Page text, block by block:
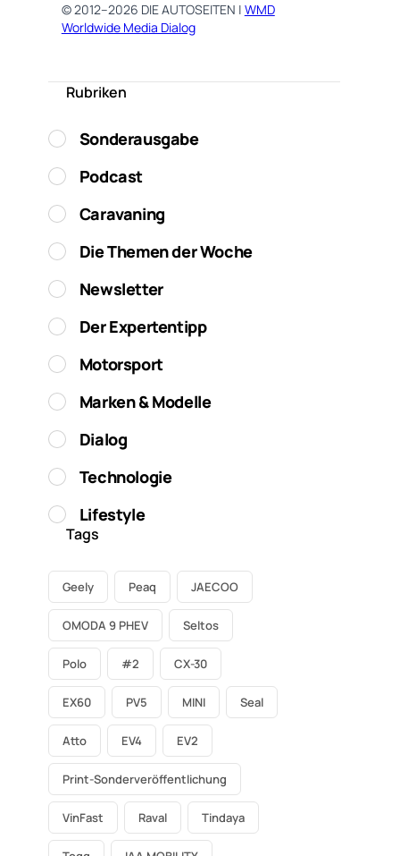
© 2012–2026 DIE AUTOSEITEN | WMD
Worldwide Media Dialog
Rubriken
Sonderausgabe
Podcast
Caravaning
Die Themen der Woche
Newsletter
Der Expertentipp
Motorsport
Marken & Modelle
Dialog
Technologie
Lifestyle
Tags
Geely Peaq JAECOO
OMODA 9 PHEV Seltos
Polo #2 CX-30
EX60 PV5 MINI Seal
Atto EV4 EV2
Print-Sonderveröffentlichung
VinFast Raval Tindaya